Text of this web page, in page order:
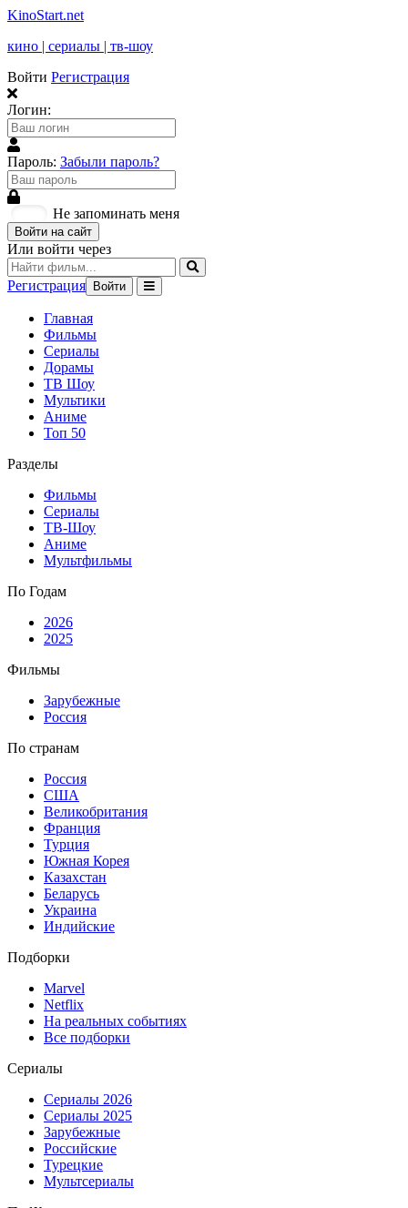
KinoStart.net
кино | сериалы | тв-шоу
Войти Регистрация
Логин:
Пароль: Забыли пароль?
Не запоминать меня
Войти на сайт
Или войти через
Регистрация Войти
Главная
Фильмы
Сериалы
Дорамы
ТВ Шоу
Мультики
Аниме
Топ 50
Разделы
Фильмы
Сериалы
ТВ-Шоу
Аниме
Мультфильмы
По Годам
2026
2025
Фильмы
Зарубежные
Россия
По странам
Россия
США
Великобритания
Франция
Турция
Южная Корея
Казахстан
Беларусь
Украина
Индийские
Подборки
Marvel
Netflix
На реальных событиях
Все подборки
Сериалы
Сериалы 2026
Сериалы 2025
Зарубежные
Российские
Турецкие
Мультсериалы